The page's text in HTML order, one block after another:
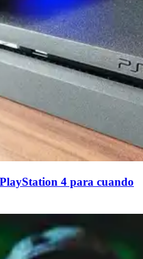
4 para cuando